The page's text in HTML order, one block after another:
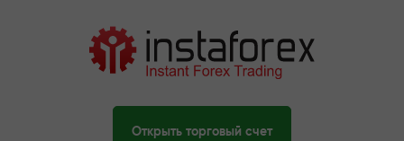
Открыть торговый счет